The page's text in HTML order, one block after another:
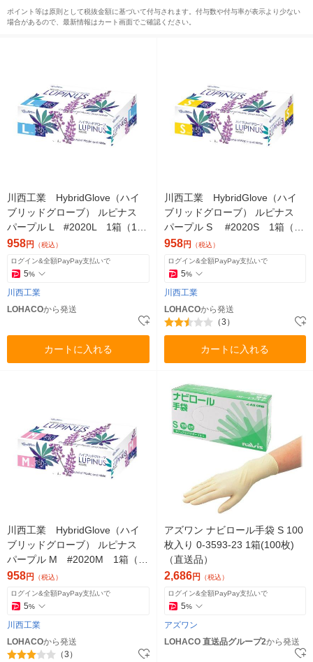
ポイント等は原則として税抜金額に基づいて付与されます。付与数や付与率が表示より少ない
場合があるので、最新情報はカート画面でご確認ください。
川西工業 HybridGlove（ハイ
ブリッドグローブ） ルピナス
パープル L #2020L 1箱（150
枚入）（使い捨てグローブ）
958円 （税込）
ログイン&全額PayPay支払いで
5%
川西工業
LOHACOから発送
カートに入れる
川西工業 HybridGlove（ハイ
ブリッドグローブ） ルピナス
パープル S #2020S 1箱（15
0枚入）（使い捨てグローブ）
958円 （税込）
ログイン&全額PayPay支払いで
5%
川西工業
LOHACOから発送
（3）
カートに入れる
川西工業 HybridGlove（ハイ
ブリッドグローブ） ルピナス
パープル M #2020M 1箱（1
50枚入）（使い捨てグローブ）
958円 （税込）
ログイン&全額PayPay支払いで
5%
川西工業
LOHACOから発送
（3）
アズワン ナビロール手袋 S 100
枚入り 0-3593-23 1箱(100枚)
（直送品）
2,686円 （税込）
ログイン&全額PayPay支払いで
5%
アズワン
LOHACO 直送品グループ2から発送